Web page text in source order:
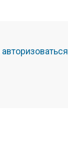
авторизоваться